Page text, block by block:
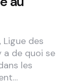
Ligue des
a de quoi se
les